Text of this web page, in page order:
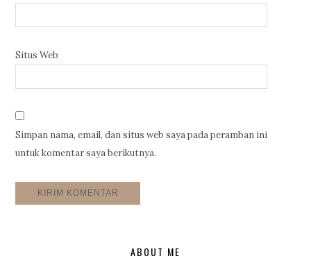
Situs Web
Simpan nama, email, dan situs web saya pada peramban ini
untuk komentar saya berikutnya.
ABOUT ME